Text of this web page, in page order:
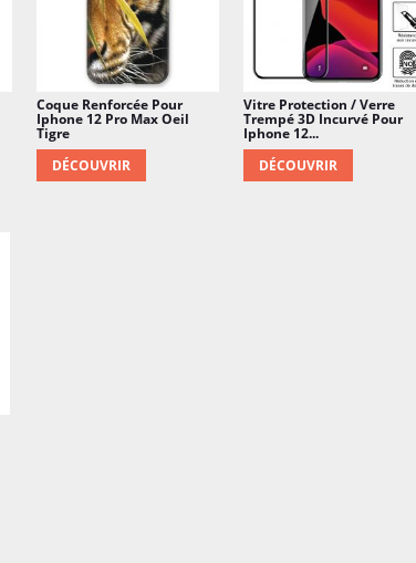
Coque Renforcée Pour
Iphone 12 Pro Max Oeil
Tigre
DÉCOUVRIR
Vitre Protection / Verre
Trempé 3D Incurvé Pour
Iphone 12...
DÉCOUVRIR